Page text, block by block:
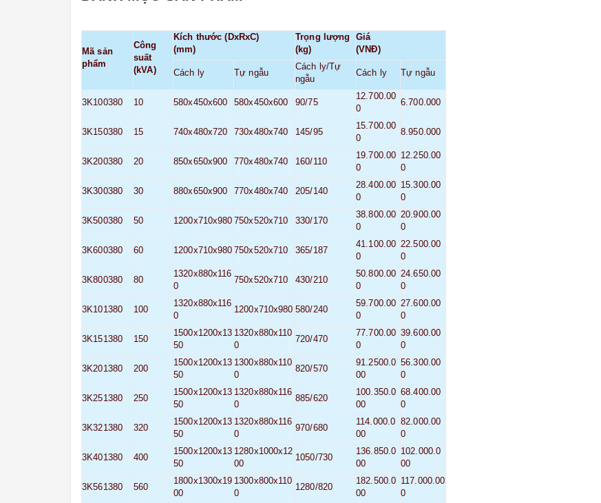
Mã sản
phẩm
Công
suất
(kVA)
Kích thước (DxRxC)
(mm)
Trọng lượng
(kg)
Giá
(VNĐ)
Cách ly Tự ngẫu
Cách ly/Tự
ngẫu
Cách ly Tự ngẫu
3K100380 10 580x450x600 580x450x600 90/75
12.700.00
0
6.700.000
3K150380 15 740x480x720 730x480x740 145/95
15.700.00
0
8.950.000
3K200380 20 850x650x900 770x480x740 160/110
19.700.00
0
12.250.00
0
3K300380 30 880x650x900 770x480x740 205/140
28.400.00
0
15.300.00
0
3K500380 50 1200x710x980 750x520x710 330/170
38.800.00
0
20.900.00
0
3K600380 60 1200x710x980 750x520x710 365/187
41.100.00
0
22.500.00
0
3K800380 80
1320x880x116
0
750x520x710 430/210
50.800.00
0
24.650.00
0
3K101380 100
1320x880x116
0
1200x710x980 580/240
59.700.00
0
27.600.00
0
3K151380 150
1500x1200x13
50
1320x880x110
0
720/470
77.700.00
0
39.600.00
0
3K201380 200
1500x1200x13
50
1300x880x110
0
820/570
91.2500.0
00
56.300.00
0
3K251380 250
1500x1200x13
50
1320x880x116
0
885/620
100.350.0
00
68.400.00
0
3K321380 320
1500x1200x13
50
1320x880x116
0
970/680
114.000.0
00
82.000.00
0
3K401380 400
1500x1200x13
50
1280x1000x12
00
1050/730
136.850.0
00
102.000.0
00
3K561380 560
1800x1300x19
00
1300x800x110
0
1280/820
182.500.0
00
117.000.00
0